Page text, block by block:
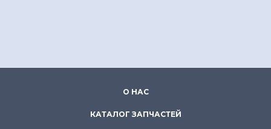
О НАС
КАТАЛОГ ЗАПЧАСТЕЙ